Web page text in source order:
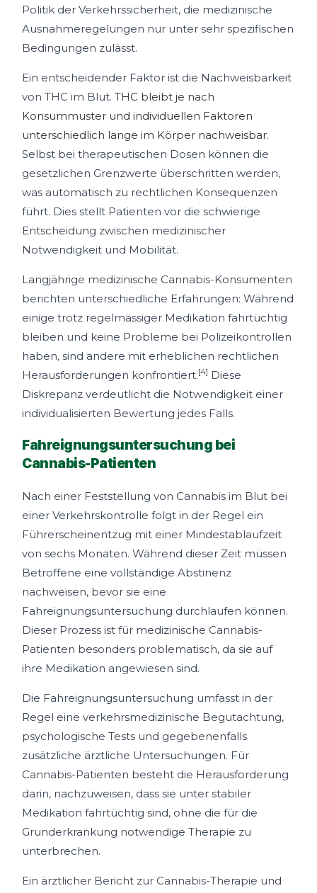
Politik der Verkehrssicherheit, die medizinische
Ausnahmeregelungen nur unter sehr spezifischen
Bedingungen zulässt.
Ein entscheidender Faktor ist die Nachweisbarkeit
von THC im Blut.THC bleibt je nach
Konsummuster und individuellen Faktoren
unterschiedlich lange im Körper nachweisbar.
Selbst bei therapeutischen Dosen können die
gesetzlichen Grenzwerte überschritten werden,
was automatisch zu rechtlichen Konsequenzen
führt. Dies stellt Patienten vor die schwierige
Entscheidung zwischen medizinischer
Notwendigkeit und Mobilität.
Langjährige medizinische Cannabis-Konsumenten
berichten unterschiedliche Erfahrungen: Während
einige trotz regelmässiger Medikation fahrtüchtig
bleiben und keine Probleme bei Polizeikontrollen
haben, sind andere mit erheblichen rechtlichen
Herausforderungen konfrontiert.[4] Diese
Diskrepanz verdeutlicht die Notwendigkeit einer
individualisierten Bewertung jedes Falls.
Fahreignungsuntersuchung bei
Cannabis-Patienten
Nach einer Feststellung von Cannabis im Blut bei
einer Verkehrskontrolle folgt in der Regel ein
Führerscheinentzug mit einer Mindestablaufzeit
von sechs Monaten. Während dieser Zeit müssen
Betroffene eine vollständige Abstinenz
nachweisen, bevor sie eine
Fahreignungsuntersuchung durchlaufen können.
Dieser Prozess ist für medizinische Cannabis-
Patienten besonders problematisch, da sie auf
ihre Medikation angewiesen sind.
Die Fahreignungsuntersuchung umfasst in der
Regel eine verkehrsmedizinische Begutachtung,
psychologische Tests und gegebenenfalls
zusätzliche ärztliche Untersuchungen. Für
Cannabis-Patienten besteht die Herausforderung
darin, nachzuweisen, dass sie unter stabiler
Medikation fahrtüchtig sind, ohne die für die
Grunderkrankung notwendige Therapie zu
unterbrechen.
Ein ärztlicher Bericht zur Cannabis-Therapie und